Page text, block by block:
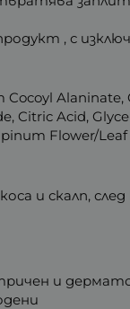
, с
Cocoyl
Citric Acid,
Flower/
и скалп,
и